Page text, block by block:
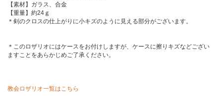
【素材】ガラス、合金
【重量】約24ｇ
＊剣のクロスの仕上がりに小キズのように見える部分がございます。
＊このロザリオにはケースをお付けしますが、ケースに擦りキズなどござい
ますことをあらかじめご了承ください。
教会ロザリオ一覧はこちら